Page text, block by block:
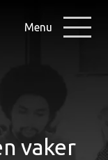
Menu
vaker